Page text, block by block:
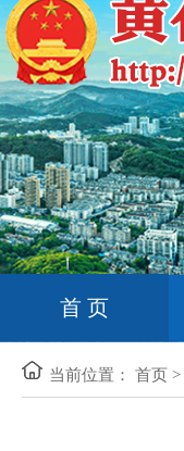
首 页
当前位置： 首页 >